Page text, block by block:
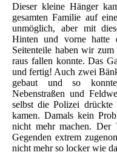
Dieser kleine Hänger
gesamten Familie auf
unmöglich, aber mit
Hinten und vorne hatte
Seitenteile haben wir zum
raus fallen konnte. Das
und fertig! Auch zwei
gebaut und so
Nebenstraßen und
selbst die Polizei
kamen. Damals kein
nicht mehr machen. Der
Gegenden extrem
nicht mehr so locker wie